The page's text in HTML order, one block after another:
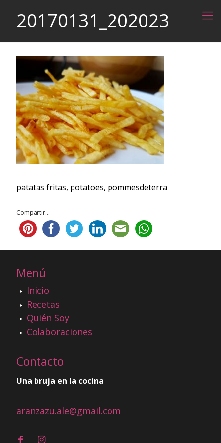
20170131_202023
patatas fritas, potatoes, pommesdeterra
Compartir...
Menú
Inicio
Recetas
Quién Soy
Colaboraciones
Contacto
Una bruja en la cocina
aranzazu.ale@gmail.com